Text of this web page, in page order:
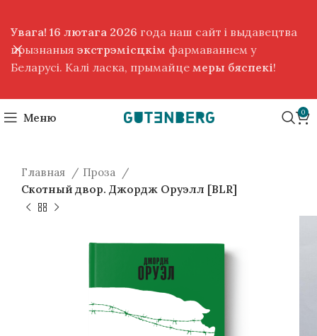
Меню 0
Главная
Проза
Скотный двор. Джордж Оруэлл [BLR]
Увага! 16 лютага 2026 года наш сайт і выдавецтва
прызнаныя экстрэмісцкім фармаваннем у
Беларусі. Калі ласка, прымайце меры бяспекі!